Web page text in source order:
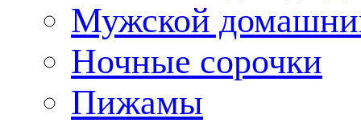
Мужской
Ночные сорочки
Пижамы